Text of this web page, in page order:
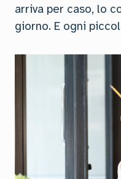
arriva per caso, lo
giorno. E ogni